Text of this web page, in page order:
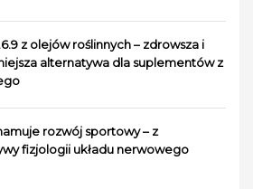
z olejów roślinnych – zdrowsza i
alternatywa dla suplementów z
rozwój sportowy – z
fizjologii układu nerwowego